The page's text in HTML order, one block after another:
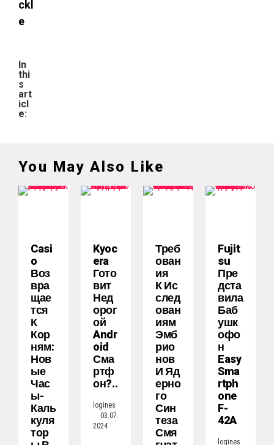
ckl
e
In
thi
s
art
icl
e:
You May Also Like
Casi
O
Воз
Вра
Щае
Тся
К
Кор
Ням:
Нов
Ые
Час
Ы-
Каль
Куля
Тор
Kyoc
Era
Гото
Вит
Нед
Орог
Ой
Andr
Oid
Сма
Ртф
Он?..
logines
03.07.
2024
Треб
Ован
Ия
К Ис
След
Ован
Иям
Эмб
Рио
Нов
И Яд
Ерно
Го
Син
Теза
Смя
Fujit
Su
Пре
Дста
Вила
Баб
Ушк
Офо
Н
Easy
Sma
Rtph
One
F-
42A
logines